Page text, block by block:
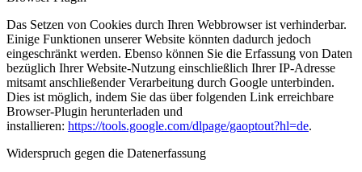
Das Setzen von Cookies durch Ihren Webbrowser ist verhinderbar.
Einige Funktionen unserer Website könnten dadurch jedoch
eingeschränkt werden. Ebenso können Sie die Erfassung von Daten
bezüglich Ihrer Website-Nutzung einschließlich Ihrer IP-Adresse
mitsamt anschließender Verarbeitung durch Google unterbinden.
Dies ist möglich, indem Sie das über folgenden Link erreichbare
Browser-Plugin herunterladen und
installieren: https://tools.google.com/dlpage/gaoptout?hl=de.
Widerspruch gegen die Datenerfassung